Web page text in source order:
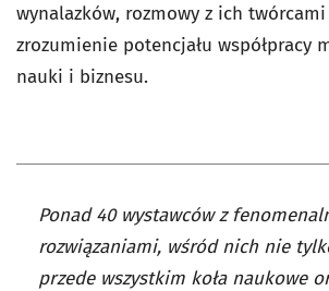
wynalazków, rozmowy z ich
zrozumienie potencjału współpracy
nauki i biznesu.
Ponad 40 wystawców z
rozwiązaniami, wśród nich nie
przede wszystkim koła naukowe